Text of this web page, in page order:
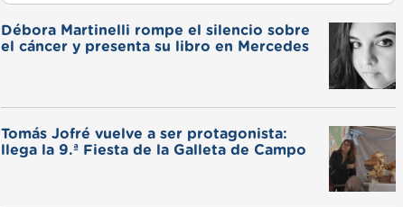
Débora Martinelli rompe el silencio sobre
el cáncer y presenta su libro en Mercedes
Tomás Jofré vuelve a ser protagonista:
llega la 9.ª Fiesta de la Galleta de Campo